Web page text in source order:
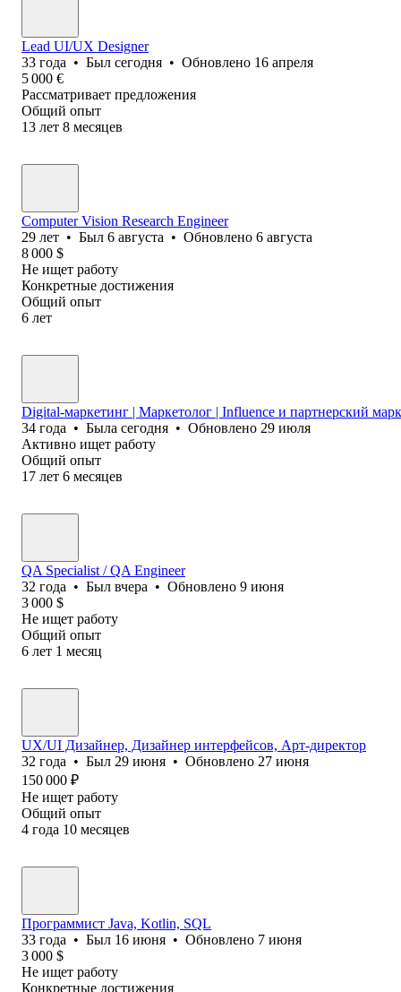
Lead UI/UX Designer
33 года • Был сегодня • Обновлено 16 апреля
5 000 €
Рассматривает предложения
Общий опыт
13 лет 8 месяцев
Computer Vision Research Engineer
29 лет • Был 6 августа • Обновлено 6 августа
8 000 $
Не ищет работу
Конкретные достижения
Общий опыт
6 лет
Digital-маркетинг | Маркетолог | Influence и партнерский
34 года • Была сегодня • Обновлено 29 июля
Активно ищет работу
Общий опыт
17 лет 6 месяцев
QA Specialist / QA Engineer
32 года • Был вчера • Обновлено 9 июня
3 000 $
Не ищет работу
Общий опыт
6 лет 1 месяц
UX/UI Дизайнер, Дизайнер интерфейсов, Арт-директор
32 года • Был 29 июня • Обновлено 27 июня
150 000 ₽
Не ищет работу
Общий опыт
4 года 10 месяцев
Программист Java, Kotlin, SQL
33 года • Был 16 июня • Обновлено 7 июня
3 000 $
Не ищет работу
Конкретные достижения